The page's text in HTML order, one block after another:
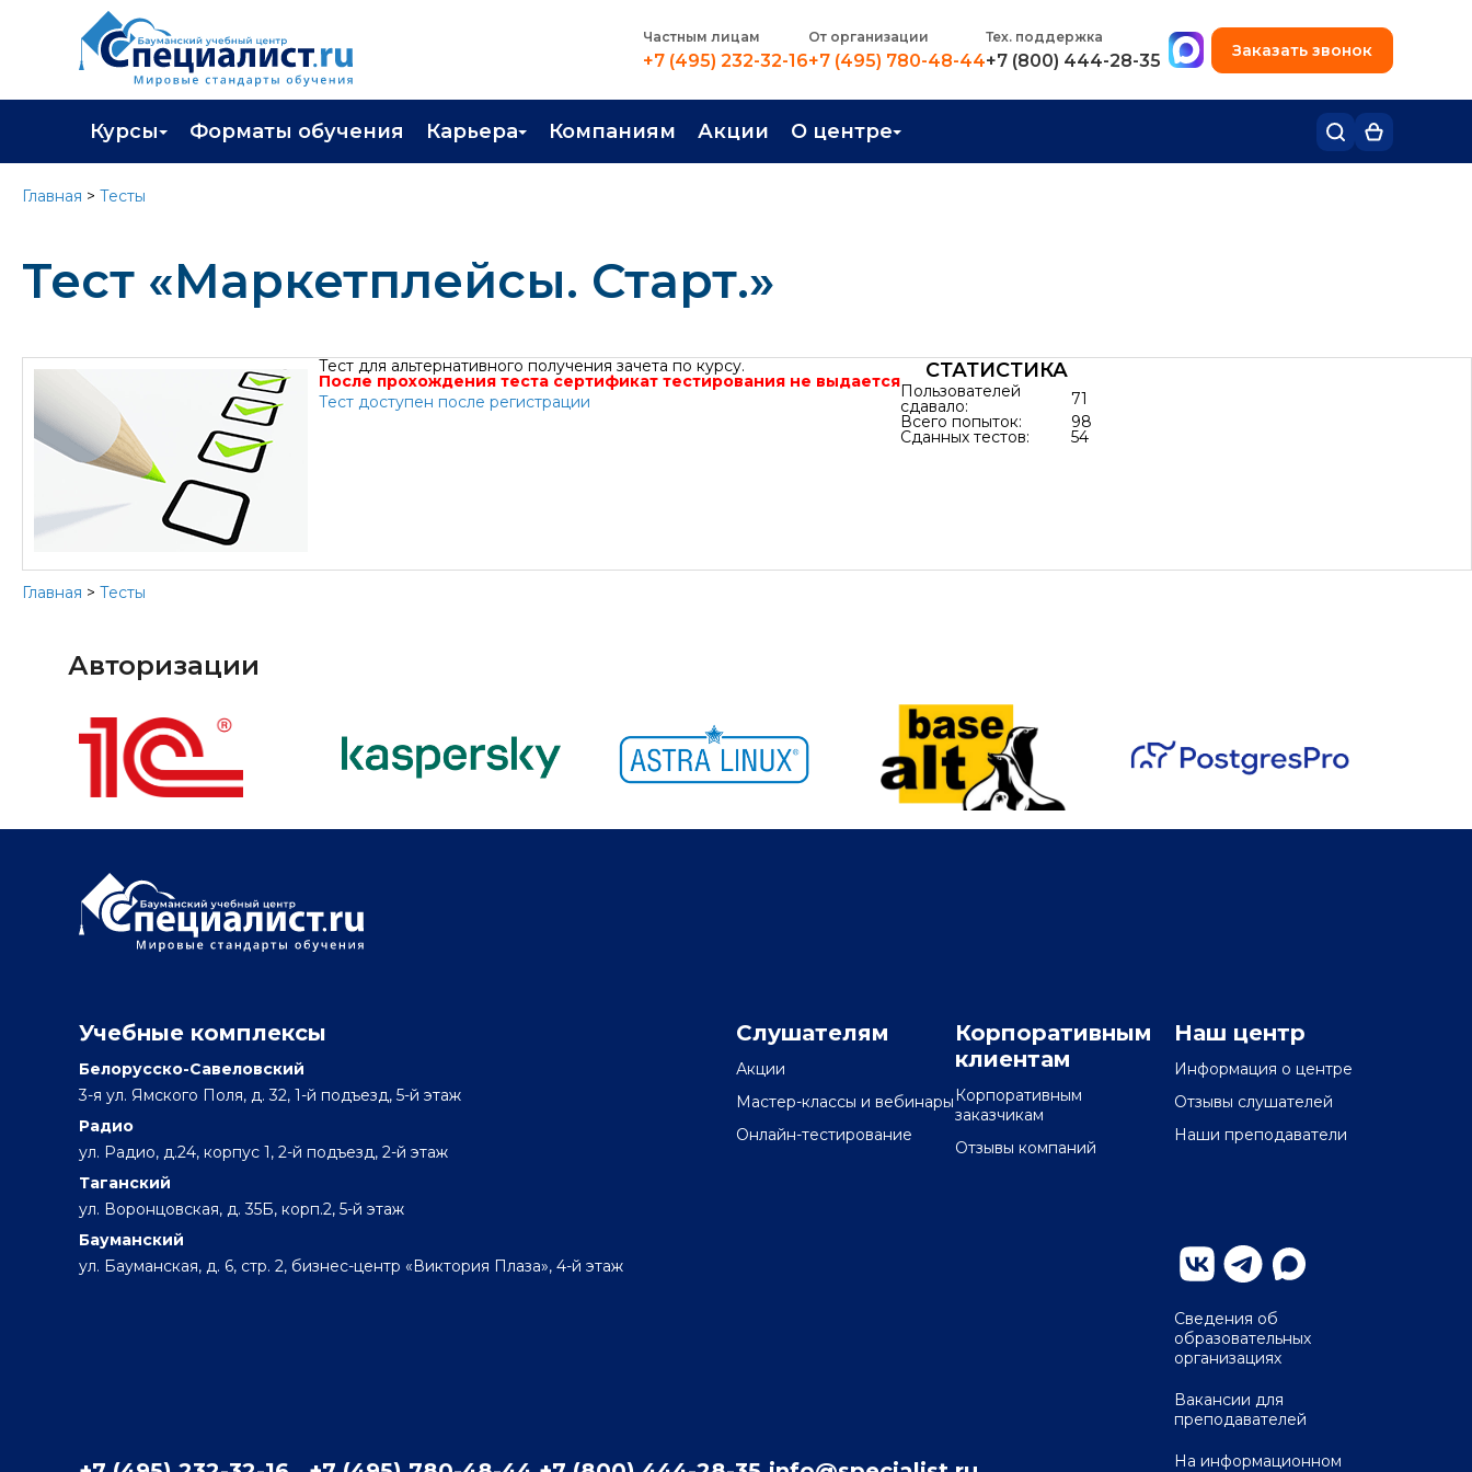
Частным лицам
+7 (495) 232-32-16
От организации
+7 (495) 780-48-44
Тех. поддержка
+7 (800) 444-28-35
+7 (495) 780-48-49
Заказать звонок
Курсы
Каталог курсов
Профессиональная переподготовка
Программа лояльности
Подарить сертификат на обучение
Форматы обучения Карьера
Трудоустройство
Компаниям Акции О центре
Вакансии
Главная > Тесты
Тест «Маркетплейсы. Старт.»
Тест для альтернативного получения зачета по курсу.
После прохождения теста сертификат тестирования не выдается
Тест доступен после регистрации
СТАТИСТИКА
Пользователей
сдавало:
71
Всего попыток:
98
Сданных тестов: 54
Главная > Тесты
Авторизации
Учебные комплексы
Белорусско-Савеловский
3-я ул. Ямского Поля, д. 32, 1-й подъезд, 5-й этаж
Радио
ул. Радио, д.24, корпус 1, 2-й подъезд, 2-й этаж
Таганский
ул. Воронцовская, д. 35Б, корп.2, 5-й этаж
Бауманский
ул. Бауманская, д. 6, стр. 2, бизнес-центр «Виктория Плаза», 4-й этаж
Слушателям
Акции
Мастер-классы и вебинары
Онлайн-тестирование
Корпоративным
клиентам
Корпоративным
заказчикам
Отзывы компаний
Наш центр
Информация о центре
Отзывы слушателей
Наши преподаватели
Сведения об
образовательных
организациях
Вакансии для
преподавателей
На информационном